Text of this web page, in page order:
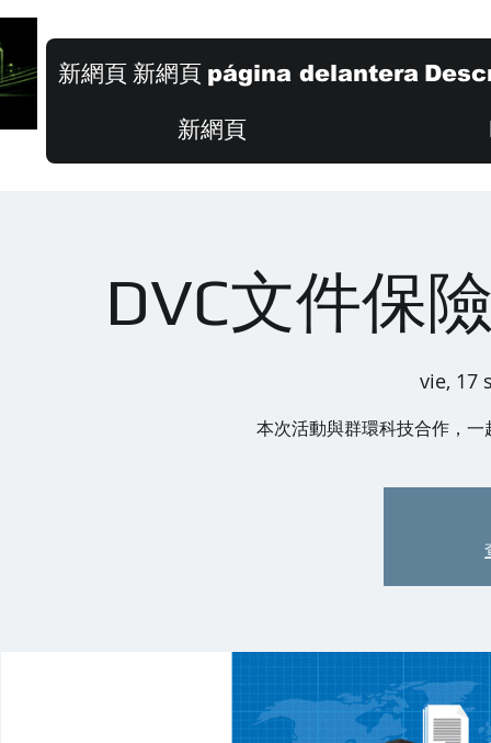
新網頁 新網頁 página delantera
新網頁
DVC文件保
vie, 17
本次活動與群環科技合作，